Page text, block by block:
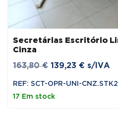
Secretárias Escritório
Cinza
163,80€ O
139,23 € O
s/IVA
REF: SCT-OPR-UNI-
17 Em stock